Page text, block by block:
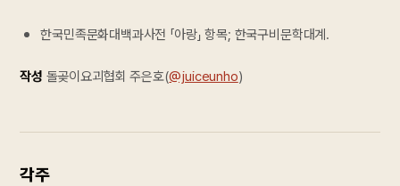
한국민족문화대백과사전 「아랑」 항목; 한국구비문학대계.
작성 돌곶이요괴협회 주은호(@juiceunho)
각주